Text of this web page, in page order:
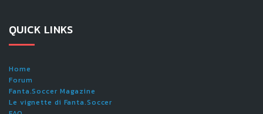
QUICK LINKS
Home
Forum
Fanta.Soccer Magazine
Le vignette di Fanta.Soccer